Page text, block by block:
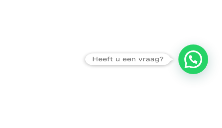
Heeft u een vraag?